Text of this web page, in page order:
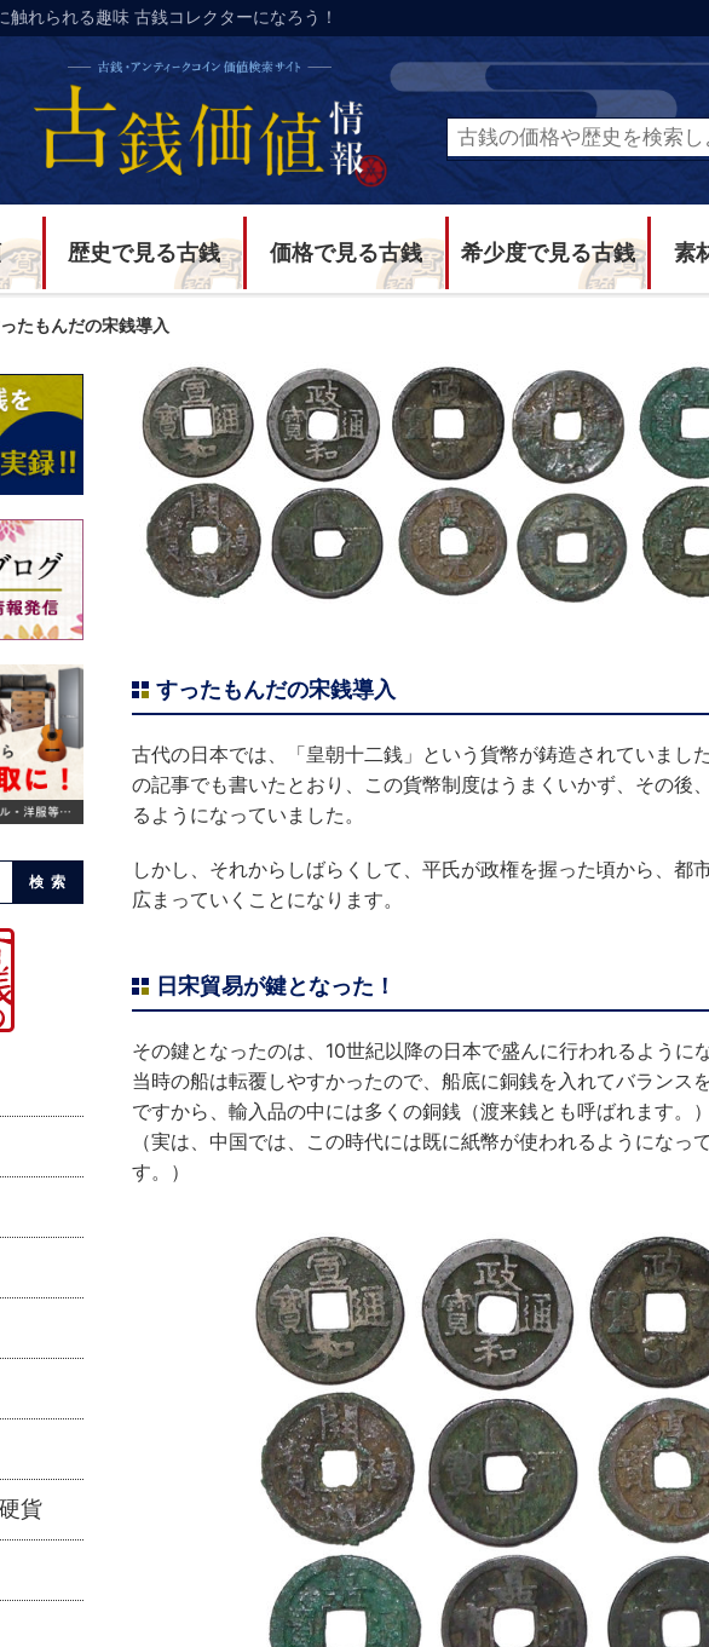
触れられる趣味 古銭コレクターになろう！
歴史で見る古銭 価格で見る古銭 希少度で見る古銭 素
たもんだの宋銭導入
すったもんだの宋銭導入
すったもんだの宋銭導入
古代の日本では、「皇朝十二銭」という貨幣が鋳造されていまし
の記事でも書いたとおり、この貨幣制度はうまくいかず、その後
るようになっていました。
しかし、それからしばらくして、平氏が政権を握った頃から、都
広まっていくことになります。
日宋貿易が鍵となった！
その鍵となったのは、10世紀以降の日本で盛んに行われるように
当時の船は転覆しやすかったので、船底に銅銭を入れてバランス
ですから、輸入品の中には多くの銅銭（渡来銭とも呼ばれます。
（実は、中国では、この時代には既に紙幣が使われるようになっ
す。）
検索
貨